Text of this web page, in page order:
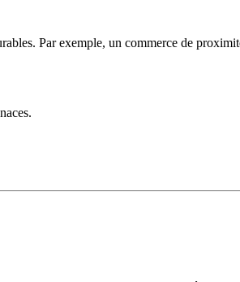
Par exemple, un commerce de